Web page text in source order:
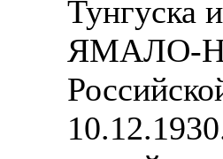
Тунгуска
ЯМАЛО-